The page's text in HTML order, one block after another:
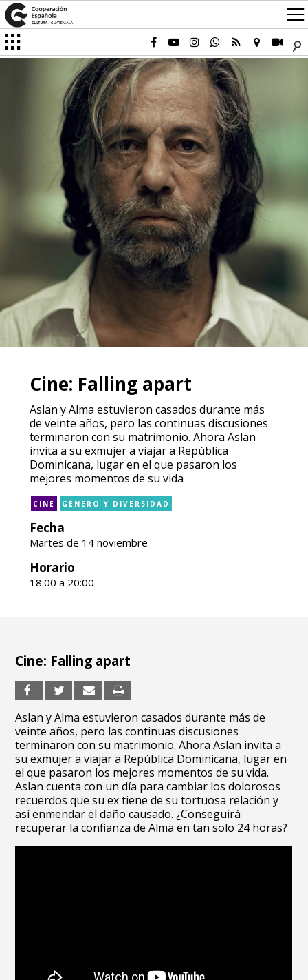
Cine: Falling apart
Aslan y Alma estuvieron casados durante más
de veinte años, pero las continuas discusiones
terminaron con su matrimonio. Ahora Aslan
invita a su exmujer a viajar a República
Dominicana, lugar en el que pasaron los
mejores momentos de su vida
CINE GÉNERO Y DIVERSIDAD
Fecha
Martes de 14 noviembre
Horario
18:00 a 20:00
Cine: Falling apart
Aslan y Alma estuvieron casados durante más de
veinte años, pero las continuas discusiones
terminaron con su matrimonio. Ahora Aslan invita a
su exmujer a viajar a República Dominicana, lugar en
el que pasaron los mejores momentos de su vida.
Aslan cuenta con un día para cambiar los dolorosos
recuerdos que su ex tiene de su tortuosa relación y
así enmendar el daño causado. ¿Conseguirá
recuperar la confianza de Alma en tan solo 24 horas?